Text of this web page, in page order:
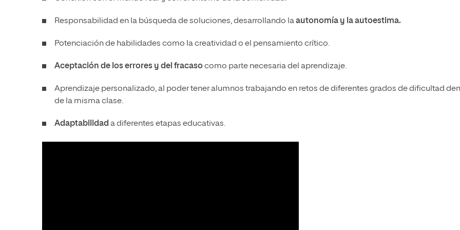
Responsabilidad en la búsqueda de soluciones, desarrollando laautonomía y la autoestima.
Potenciación de habilidades como lacreatividad o el pensamiento crítico.
Aceptación de los errores y del fracasocomo parte necesaria del aprendizaje.
Aprendizaje personalizado, al poder tener alumnos trabajando en retos de diferentes grados de dificultad
de la misma clase.
Adaptabilidad a diferentes etapas educativas.